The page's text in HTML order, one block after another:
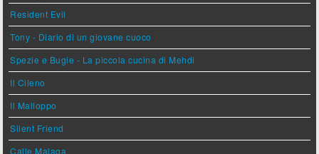
Resident Evil
Tony - Diario di un giovane cuoco
Spezie e Bugie - La piccola cucina di Mehdi
Il Cileno
Il Malloppo
Silent Friend
Calle Malaga